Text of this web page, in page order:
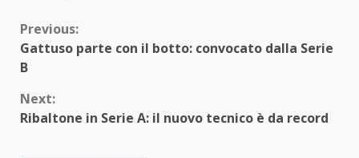
Continue
Reading
Previous:
Gattuso parte con il botto: convocato dalla Serie
B
Next:
Ribaltone in Serie A: il nuovo tecnico è da record